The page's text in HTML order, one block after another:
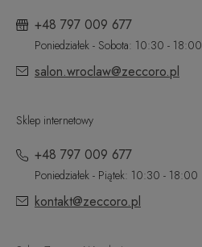
+48 797 009 677
Poniedziałek - Sobota: 10:30 - 18:00
salon.wroclaw@zeccoro.pl
Sklep internetowy
+48 797 009 677
Poniedziałek - Piątek: 10:30 - 18:00
kontakt@zeccoro.pl